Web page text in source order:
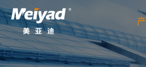
LED柔性屏系列
户内MP系
创意定制
美亚迪创意定
创意定制
美亚迪站在
公司新闻
美亚迪公司动态聚
产品资料下载
获取详细的产
公司概况
深圳市美亚迪光电